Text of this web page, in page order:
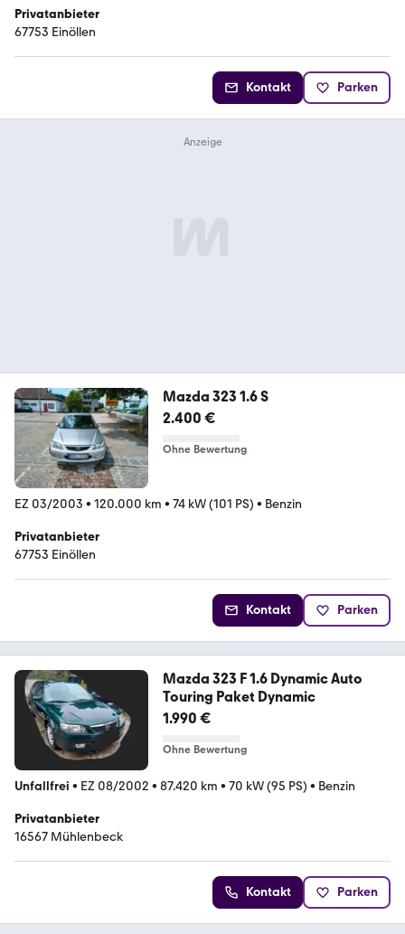
Privatanbieter
67753 Einöllen
Kontakt Parken
Mazda 323 1.6 S
2.400 €
Ohne Bewertung
EZ 03/2003 • 120.000 km • 74 kW (101 PS) • Benzin
Privatanbieter
67753 Einöllen
Kontakt Parken
Mazda 323 F 1.6 Dynamic Auto
Touring Paket Dynamic
1.990 €
Ohne Bewertung
Unfallfrei • EZ 08/2002 • 87.420 km • 70 kW (95 PS) • Benzin
Privatanbieter
16567 Mühlenbeck
Kontakt Parken